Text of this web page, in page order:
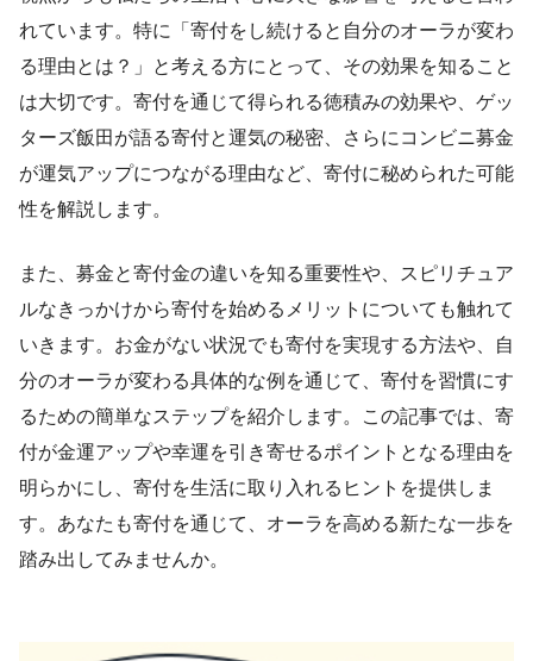
れています。特に「寄付をし続けると自分のオーラが変わ
る理由とは？」と考える方にとって、その効果を知ること
は大切です。寄付を通じて得られる徳積みの効果や、ゲッ
ターズ飯田が語る寄付と運気の秘密、さらにコンビニ募金
が運気アップにつながる理由など、寄付に秘められた可能
性を解説します。
また、募金と寄付金の違いを知る重要性や、スピリチュア
ルなきっかけから寄付を始めるメリットについても触れて
いきます。お金がない状況でも寄付を実現する方法や、自
分のオーラが変わる具体的な例を通じて、寄付を習慣にす
るための簡単なステップを紹介します。この記事では、寄
付が金運アップや幸運を引き寄せるポイントとなる理由を
明らかにし、寄付を生活に取り入れるヒントを提供しま
す。あなたも寄付を通じて、オーラを高める新たな一歩を
踏み出してみませんか。